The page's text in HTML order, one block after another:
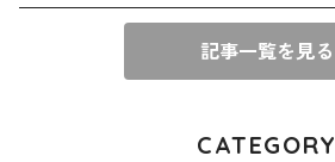
記事一覧を見る
CATEGORY